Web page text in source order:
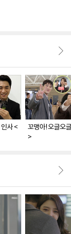
사 <
꼬맹아! 오글오
>